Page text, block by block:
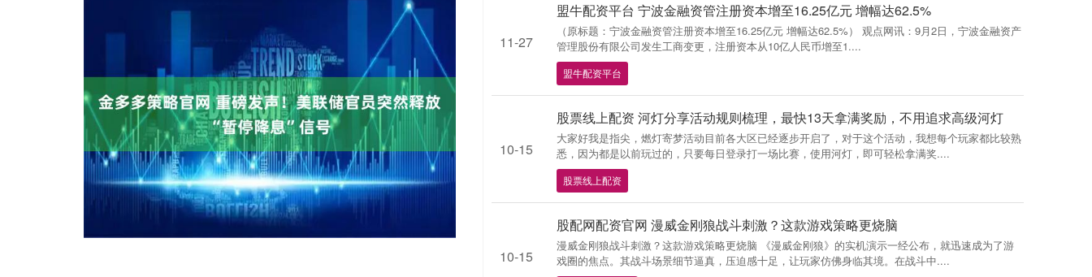
盟牛配资平台 宁波金融资管注册资本增至16.25亿元 增幅达62.5%
（原标题：宁波金融资管注册资本增至16.25亿元 增幅达62.5%） 观点网讯：9月2日，宁波金融资产
管理股份有限公司发生工商变更，注册资本从10亿人民币增至1....
盟牛配资平台
11-27
股票线上配资 河灯分享活动规则梳理，最快13天拿满奖励，不用追求高级河灯
大家好我是指尖，燃灯寄梦活动目前各大区已经逐步开启了，对于这个活动，我想每个玩家都比较熟
悉，因为都是以前玩过的，只要每日登录打一场比赛，使用河灯，即可轻松拿满奖....
股票线上配资
10-15
股配网配资官网 漫威金刚狼战斗刺激？这款游戏策略更烧脑
漫威金刚狼战斗刺激？这款游戏策略更烧脑 《漫威金刚狼》的实机演示一经公布，就迅速成为了游
戏圈的焦点。其战斗场景细节逼真，压迫感十足，让玩家仿佛身临其境。在战斗中....
10-15